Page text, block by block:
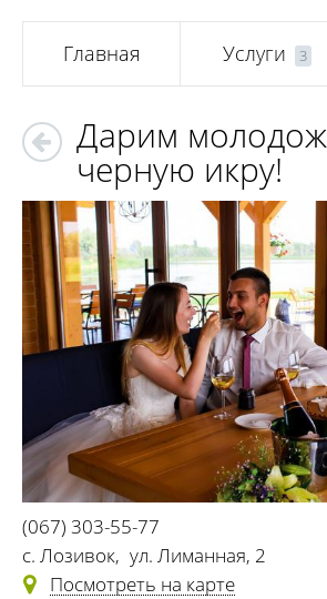
Главная Услуги 3
Дарим
черную икру!
(067) 303-55-77
с. Лозивок, ул. Лиманная, 2
Посмотреть на карте